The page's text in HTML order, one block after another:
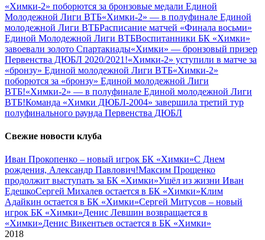
«Химки-2» поборются за бронзовые медали Единой
Молодежной Лиги ВТБ«Химки-2» — в полуфинале Единой
молодежной Лиги ВТБРасписание матчей «Финала восьми»
Единой Молодежной Лиги ВТБВоспитанники БК «Химки»
завоевали золото Спартакиады«Химки» — бронзовый призер
Первенства ДЮБЛ 2020/2021!«Химки-2» уступили в матче за
«бронзу» Единой молодежной Лиги ВТБ«Химки-2»
поборются за «бронзу» Единой молодежной Лиги
ВТБ!«Химки-2» — в полуфинале Единой молодежной Лиги
ВТБ!Команда «Химки ДЮБЛ-2004» завершила третий тур
полуфинального раунда Первенства ДЮБЛ
Свежие новости клуба
Иван Прокопенко – новый игрок БК «Химки»С Днем
рождения, Александр Павлович!Максим Прощенко
продолжит выступать за БК «Химки»Ушёл из жизни Иван
ЕдешкоСергей Михалев остается в БК «Химки»Клим
Адайкин остается в БК «Химки»Сергей Митусов – новый
игрок БК «Химки»Денис Левшин возвращается в
«Химки»Денис Викентьев остается в БК «Химки»
2018